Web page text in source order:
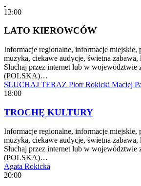
13:00
LATO KIEROWCÓW
Informacje regionalne, informacje miejskie,
muzyka, ciekawe audycje, świetna zabawa,
Słuchaj przez internet lub w województwie
(POLSKA)…
SŁUCHAJ TERAZ Piotr Rokicki Maciej
18:00
TROCHĘ KULTURY
Informacje regionalne, informacje miejskie,
muzyka, ciekawe audycje, świetna zabawa,
Słuchaj przez internet lub w województwie
(POLSKA)…
Agata Rokicka
20:00